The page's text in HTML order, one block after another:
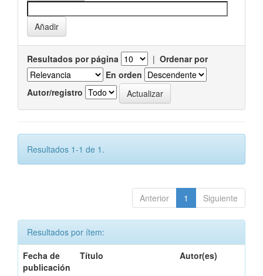
Resultados por página | Ordenar por
En orden
Autor/registro
Resultados 1-1 de 1.
Anterior 1 Siguiente
Resultados por ítem:
Fecha de
publicación
Título Autor(es)